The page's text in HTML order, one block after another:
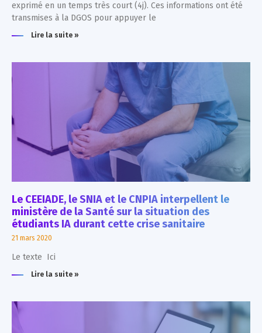
exprimé en un temps très court (4j). Ces informations ont été
transmises à la DGOS pour appuyer le
Lire la suite »
Le CEEIADE, le SNIA et le CNPIA interpellent le
ministère de la Santé sur la situation des
étudiants IA durant cette crise sanitaire
21 mars 2020
Le texte Ici
Lire la suite »